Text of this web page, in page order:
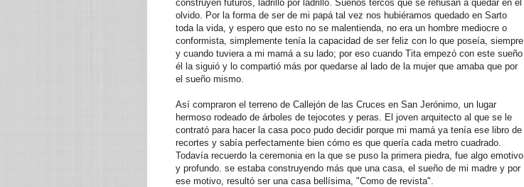
construyen futuros, ladrillo por ladrillo. Sueños tercos que se rehúsan a quedar en el
olvido. Por la forma de ser de mi papá tal vez nos hubiéramos quedado en Sarto
toda la vida, y espero que esto no se malentienda, no era un hombre mediocre o
conformista, simplemente tenía la capacidad de ser feliz con lo que poseía, siempre
y cuando tuviera a mi mamá a su lado; por eso cuando Tita empezó con este sueño
él la siguió y lo compartió más por quedarse al lado de la mujer que amaba que por
el sueño mismo.
Así compraron el terreno de Callejón de las Cruces en San Jerónimo, un lugar
hermoso rodeado de árboles de tejocotes y peras. El joven arquitecto al que se le
contrató para hacer la casa poco pudo decidir porque mi mamá ya tenía ese libro de
recortes y sabía perfectamente bien cómo es que quería cada metro cuadrado.
Todavía recuerdo la ceremonia en la que se puso la primera piedra, fue algo emotivo
y profundo. se estaba construyendo más que una casa, el sueño de mi madre y por
ese motivo, resultó ser una casa bellísima, "Como de revista".